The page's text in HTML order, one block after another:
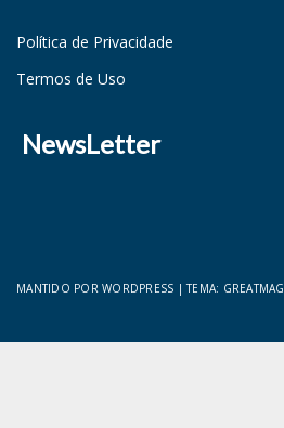
Política de Privacidade
Termos de Uso
NewsLetter
MANTIDO POR WORDPRESS |TEMA: GREATMAG